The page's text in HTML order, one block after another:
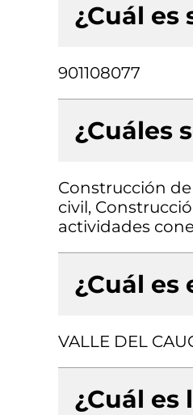
¿Cuál es
901108077
¿Cuáles
Construcción
civil,
actividades
¿Cuál
VALLE DEL
¿Cuál es